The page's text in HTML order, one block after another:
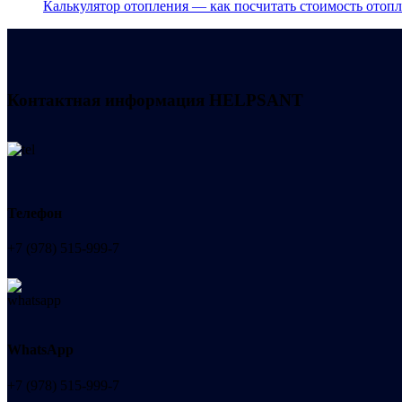
Калькулятор отопления — как посчитать стоимость
Контактная информация HELPSANT
Телефон
+7 (978) 515-999-7
WhatsApp
+7 (978) 515-999-7